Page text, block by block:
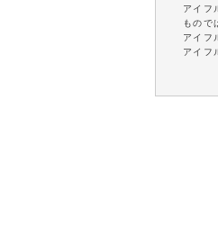
アイフ
もので
アイフ
アイフ